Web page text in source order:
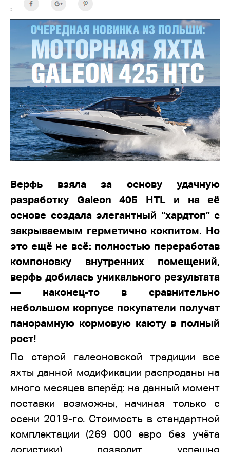
:
Верфь взяла за основу удачную
разработку Galeon 405 HTL и на её
основе создала элегантный “хардтоп” с
закрываемым герметично кокпитом. Но
это ещё не всё: полностью переработав
компоновку внутренних помещений,
верфь добилась уникального результата
— наконец-то в сравнительно
небольшом корпусе покупатели получат
панорамную кормовую каюту в полный
рост!
По старой галеоновской традиции все
яхты данной модификации распроданы на
много месяцев вперёд: на данный момент
поставки возможны, начиная только с
осени 2019-го. Стоимость в стандартной
комплектации (269 000 евро без учёта
логистики) позволит успешно